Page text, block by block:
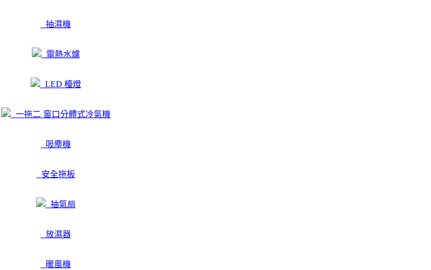
抽濕機
電熱水爐
LED 檯燈
一拖二 窗口分體式冷氣機
吸塵機
安全拖板
抽氣扇
放濕器
暖風機